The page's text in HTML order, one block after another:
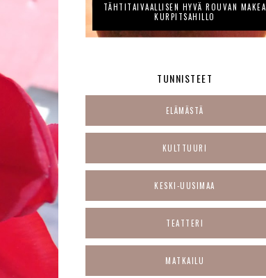
TÄHTITAIVAALLISEN HYVÄ ROUVAN MAKEA
KURPITSAHILLO
TUNNISTEET
ELÄMÄSTÄ
KULTTUURI
KESKI-UUSIMAA
TEATTERI
MATKAILU